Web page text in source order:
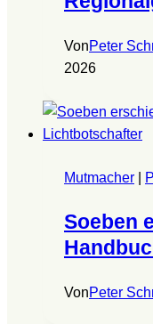
VonPeter
2026
Mutmacher
Soeben
VonPeter